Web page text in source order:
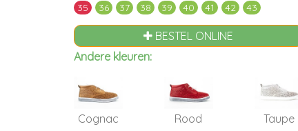
35 36 37 38 39 40 41 42 43
BESTEL ONLINE
Andere kleuren:
Cognac Rood Taupe